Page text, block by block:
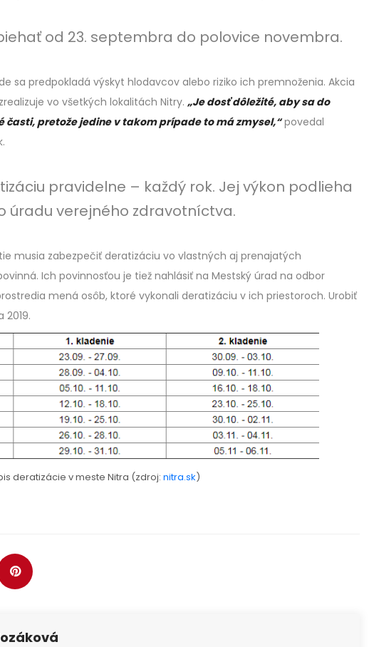
od 23. septembra do polovice novembra.
sa predpokladá výskyt hlodavcov alebo riziko ich premnoženia. Akcia
vo všetkých lokalitách Nitry. „Je dosť dôležité, aby sa do
pretože jedine v takom prípade to má zmysel,“povedal
pravidelne – každý rok. Jej výkon podlieha
úradu verejného zdravotníctva.
musia zabezpečiť deratizáciu vo vlastných aj prenajatých
Ich povinnosťou je tiež nahlásiť na Mestský úrad na odbor
mená osôb, ktoré vykonali deratizáciu v ich priestoroch. Urobiť
2019.
deratizácie v meste Nitra (zdroj: nitra.sk)